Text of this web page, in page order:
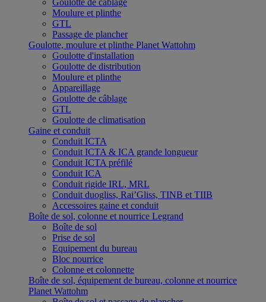
Goulotte de câblage
Moulure et plinthe
GTL
Passage de plancher
Goulotte, moulure et plinthe Planet Wattohm
Goulotte d'installation
Goulotte de distribution
Moulure et plinthe
Appareillage
Goulotte de câblage
GTL
Goulotte de climatisation
Gaine et conduit
Conduit ICTA
Conduit ICTA & ICA grande longueur
Conduit ICTA préfilé
Conduit ICA
Conduit rigide IRL, MRL
Conduit duogliss, Rai’Gliss, TINB et TIIB
Accessoires gaine et conduit
Boîte de sol, colonne et nourrice Legrand
Boîte de sol
Prise de sol
Equipement du bureau
Bloc nourrice
Colonne et colonnette
Boîte de sol, équipement de bureau, colonne et nourrice
Planet Wattohm